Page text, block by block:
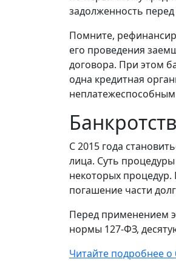
задолженность
Помните,
его проведения
договора. При этом
одна кредитная
С 2015 года
лица. Суть
некоторых
погашение части
Перед применением
нормы 127-ФЗ,
Читайте подробнее о